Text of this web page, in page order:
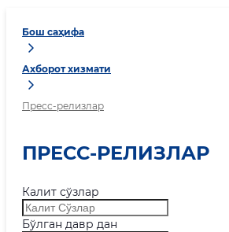
Бош саҳифа
Ахборот хизмати
Пресс-релизлар
ПРЕСС-РЕЛИЗЛАР
Калит сўзлар
Бўлган давр дан